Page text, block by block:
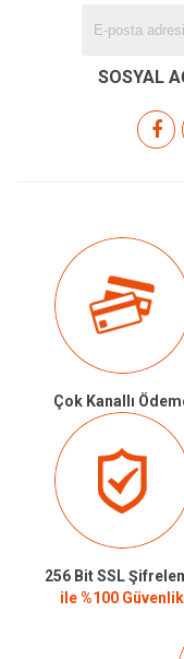
SOSYAL
Çok Kanallı
256 Bit SSL
ile %100 Güvenlik